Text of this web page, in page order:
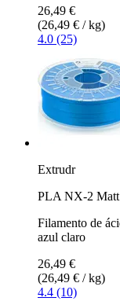
26,49 €
(26,49 € / kg)
4.0 (25)
Extrudr
PLA NX-2
Filamento de
azul claro
26,49 €
(26,49 € / kg)
4.4 (10)